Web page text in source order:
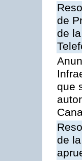
de
de
que
de